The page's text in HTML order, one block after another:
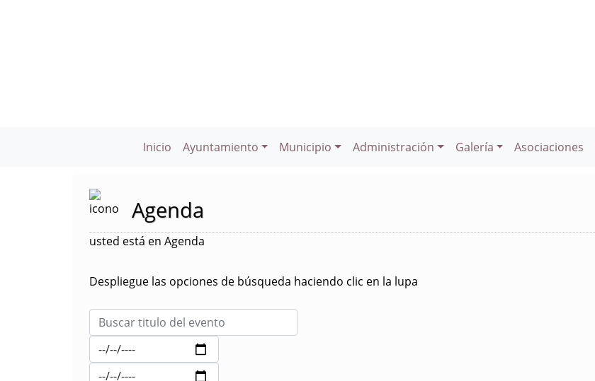
Inicio Ayuntamiento Municipio Administración Galería Asociaciones
Agenda
usted está en Agenda
Despliegue las opciones de búsqueda haciendo clic en la lupa